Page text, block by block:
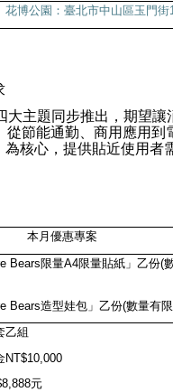
花博公園：臺北市中山區玉門街
大主題同步推出，期望
節能通勤、商用應用到
為核心，提供貼近使用者
本月優惠專案
Bears限量A4限量貼紙」乙份(
Bears造型娃包」乙份(數量有
乙組
NT$10,000
元